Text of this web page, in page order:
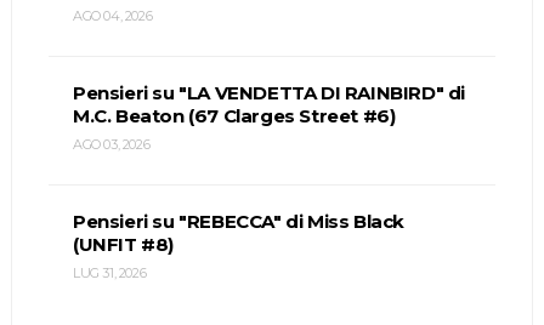
AGO 04, 2026
Pensieri su "LA VENDETTA DI RAINBIRD" di
M.C. Beaton (67 Clarges Street #6)
AGO 03, 2026
Pensieri su "REBECCA" di Miss Black
(UNFIT #8)
LUG 31, 2026